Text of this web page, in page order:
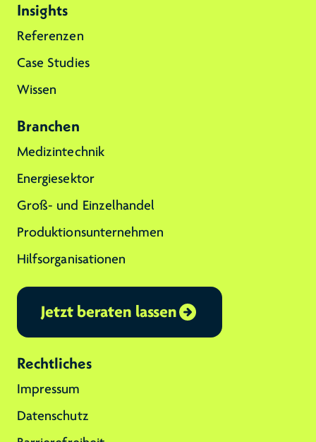
Insights
Referenzen
Case Studies
Wissen
Branchen
Medizintechnik
Energiesektor
Groß- und Einzelhandel
Produktionsunternehmen
Hilfsorganisationen
Jetzt beraten lassen
Rechtliches
Impressum
Datenschutz